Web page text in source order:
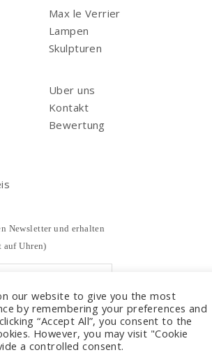
Max le Verrier
Lampen
Skulpturen
Uber uns
Kontakt
Bewertung
Newsletter und erhalten
auf Uhren)
our website to give you the most
by remembering your preferences and
“Accept All”, you consent to the
However, you may visit "Cookie
a controlled consent.